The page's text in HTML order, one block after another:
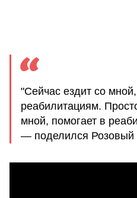
"Сейчас ездит со
реабилитациям.
мной, помогает в
— поделился Розовый